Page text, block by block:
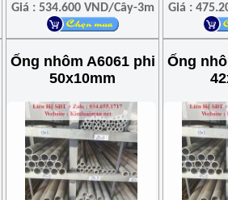
Giá : 534.600 VND/Cây-3m Giá :
Ống nhôm A6061 phi
50x10mm
Ống